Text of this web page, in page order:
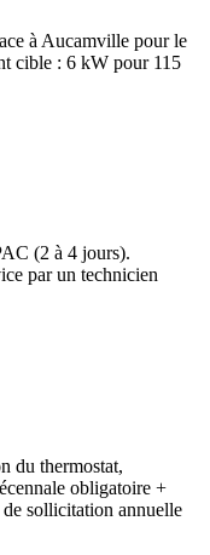
à Aucamville pour le
cible : 6 kW pour 115
(2 à 4 jours).
par un technicien
du thermostat,
obligatoire +
sollicitation annuelle